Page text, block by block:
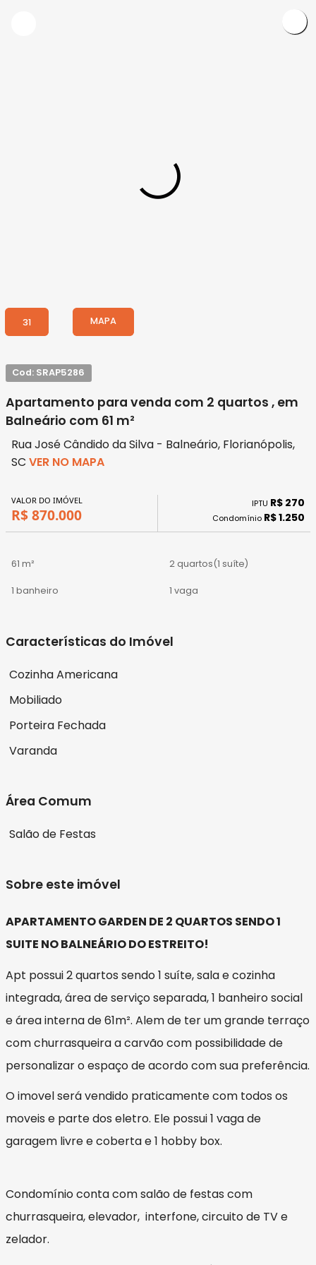
31 MAPA
Cod: SRAP5286
Apartamento para venda com 2 quartos , em
Balneário com 61 m²
Rua José Cândido da Silva - Balneário, Florianópolis,
SC VER NO MAPA
VALOR DO IMÓVEL
R$ 870.000
IPTU R$ 270
Condomínio R$ 1.250
61 m² 2 quartos(1 suíte)
1 banheiro 1 vaga
Características do Imóvel
Cozinha Americana
Mobiliado
Porteira Fechada
Varanda
Área Comum
Salão de Festas
Sobre este imóvel
APARTAMENTO GARDEN DE 2 QUARTOS SENDO 1
SUITE NO BALNEÁRIO DO ESTREITO!
Apt possui 2 quartos sendo 1 suíte, sala e cozinha
integrada, área de serviço separada, 1 banheiro social
e área interna de 61m². Alem de ter um grande terraço
com churrasqueira a carvão com possibilidade de
personalizar o espaço de acordo com sua preferência.
O imovel será vendido praticamente com todos os
moveis e parte dos eletro. Ele possui 1 vaga de
garagem livre e coberta e 1 hobby box.
Condomínio conta com salão de festas com
churrasqueira, elevador, interfone, circuito de TV e
zelador.